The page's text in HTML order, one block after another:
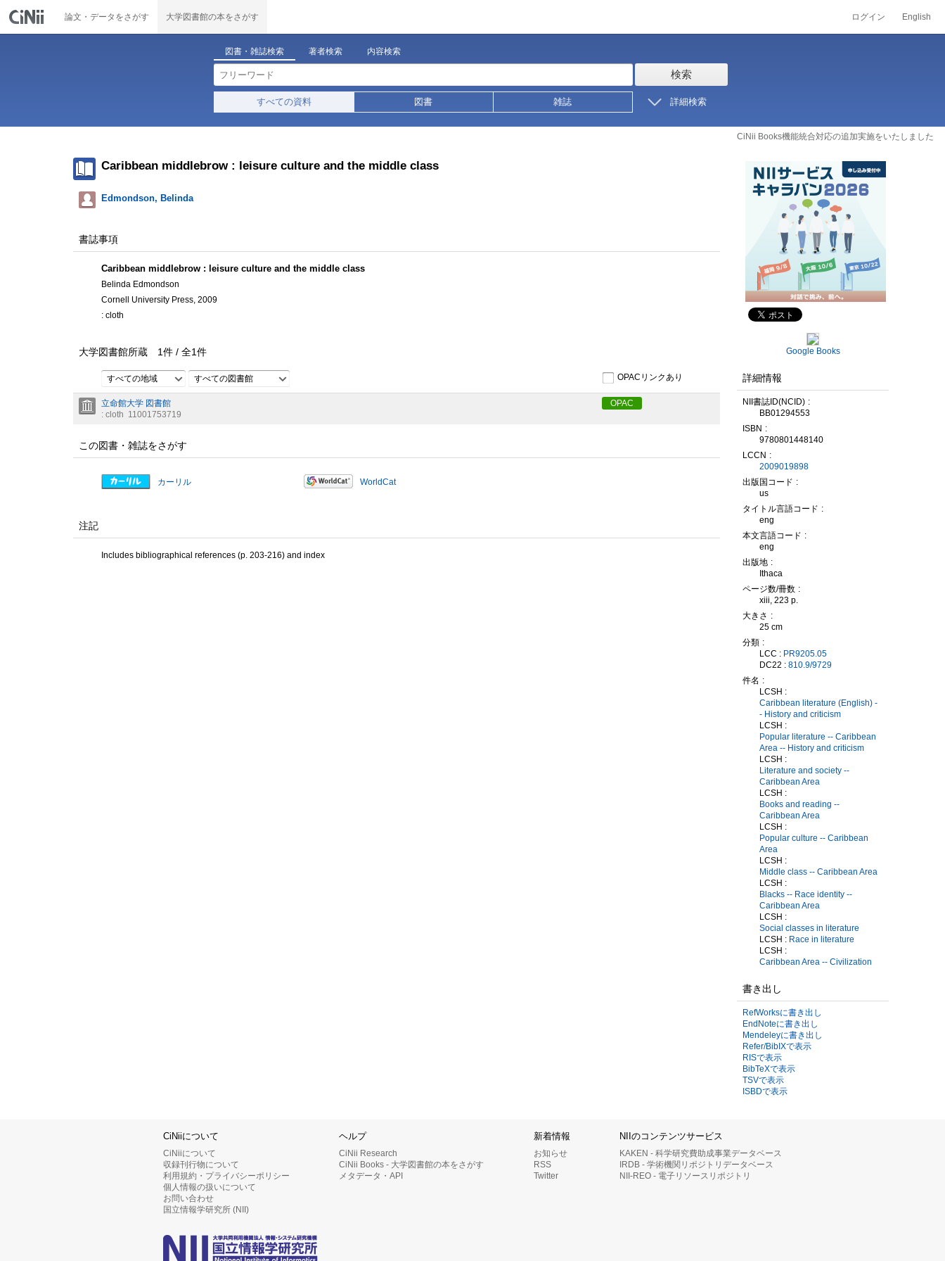
論文・データをさがす 大学図書館の本をさがす ログイン English
図書・雑誌検索 著者検索 内容検索
検索
すべての資料 図書 雑誌 詳細検索
CiNii Books機能統合対応の追加実施をいたしました
Caribbean middlebrow : leisure culture and the middle class
Edmondson, Belinda
書誌事項
Caribbean middlebrow : leisure culture and the middle class
Belinda Edmondson
Cornell University Press, 2009
: cloth
大学図書館所蔵 1件 / 全1件
すべての地域 すべての図書館 OPACリンクあり
立命館大学 図書館
: cloth 11001753719
OPAC
この図書・雑誌をさがす
カーリル WorldCat
注記
Includes bibliographical references (p. 203-216) and index
Google Books
詳細情報
NII書誌ID(NCID)
BB01294553
ISBN
9780801448140
LCCN
2009019898
出版国コード
us
タイトル言語コード
eng
本文言語コード
eng
出版地
Ithaca
ページ数/冊数
xiii, 223 p.
大きさ
25 cm
分類
LCC : PR9205.05
DC22 : 810.9/9729
件名
LCSH :
Caribbean literature (English) -
- History and criticism
LCSH :
Popular literature -- Caribbean
Area -- History and criticism
LCSH :
Literature and society --
Caribbean Area
LCSH :
Books and reading --
Caribbean Area
LCSH :
Popular culture -- Caribbean
Area
LCSH :
Middle class -- Caribbean Area
LCSH :
Blacks -- Race identity --
Caribbean Area
LCSH :
Social classes in literature
LCSH : Race in literature
LCSH :
Caribbean Area -- Civilization
書き出し
RefWorksに書き出し
EndNoteに書き出し
Mendeleyに書き出し
Refer/BibIXで表示
RISで表示
BibTeXで表示
TSVで表示
ISBDで表示
CiNiiについて
CiNiiについて
収録刊行物について
利用規約・プライバシーポリシー
個人情報の扱いについて
お問い合わせ
国立情報学研究所 (NII)
ヘルプ
CiNii Research
CiNii Books - 大学図書館の本をさがす
メタデータ・API
新着情報
お知らせ
RSS
Twitter
NIIのコンテンツサービス
KAKEN - 科学研究費助成事業データベース
IRDB - 学術機関リポジトリデータベース
NII-REO - 電子リソースリポジトリ